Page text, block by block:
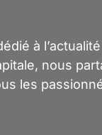
à
nous
les